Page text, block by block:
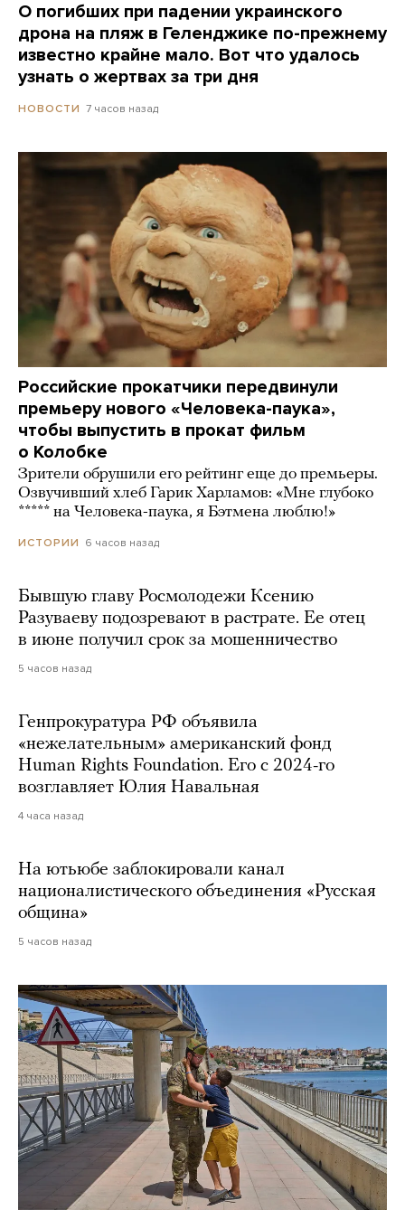
О погибших при падении украинского
дрона на пляж в Геленджике по-прежнему
известно крайне мало. Вот что удалось
узнать о жертвах за три дня
НОВОСТИ 7 часов назад
Российские прокатчики передвинули
премьеру нового «Человека-паука»,
чтобы выпустить в прокат фильм
о Колобке
Зрители обрушили его рейтинг еще до премьеры.
Озвучивший хлеб Гарик Харламов: «Мне глубоко
***** на Человека-паука, я Бэтмена люблю!»
ИСТОРИИ 6 часов назад
Бывшую главу Росмолодежи Ксению
Разуваеву подозревают в растрате. Ее отец
в июне получил срок за мошенничество
5 часов назад
Генпрокуратура РФ объявила
«нежелательным» американский фонд
Human Rights Foundation. Его с 2024-го
возглавляет Юлия Навальная
4 часа назад
На ютьюбе заблокировали канал
националистического объединения «Русская
община»
5 часов назад